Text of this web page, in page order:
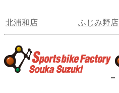
北浦和店 ふじみ野店